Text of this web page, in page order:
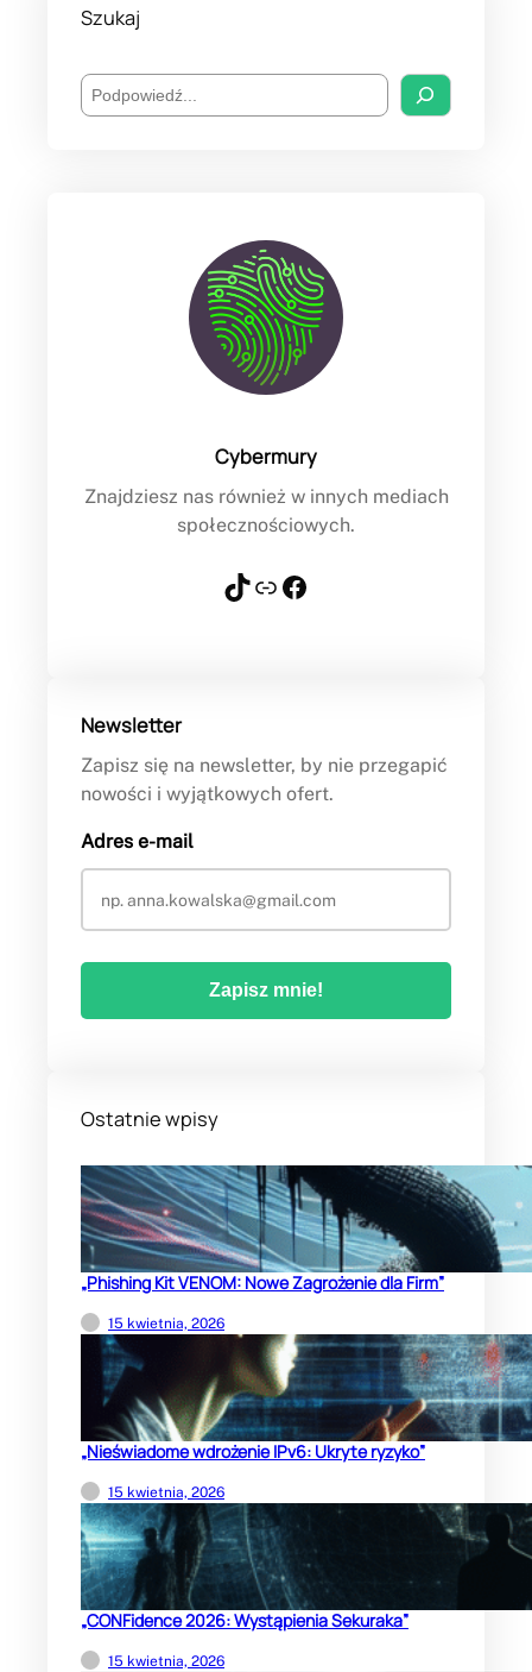
Szukaj
S
e
Cybermury
Znajdziesz nas również w innych mediach
społecznościowych.
TikTok Link Facebook
Newsletter
Zapisz się na newsletter, by nie przegapić
nowości i wyjątkowych ofert.
Adres e-mail
Ostatnie wpisy
„Phishing Kit VENOM: Nowe Zagrożenie dla Firm”
15 kwietnia, 2026
„Nieświadome wdrożenie IPv6: Ukryte ryzyko”
15 kwietnia, 2026
„CONFidence 2026: Wystąpienia Sekuraka”
15 kwietnia, 2026